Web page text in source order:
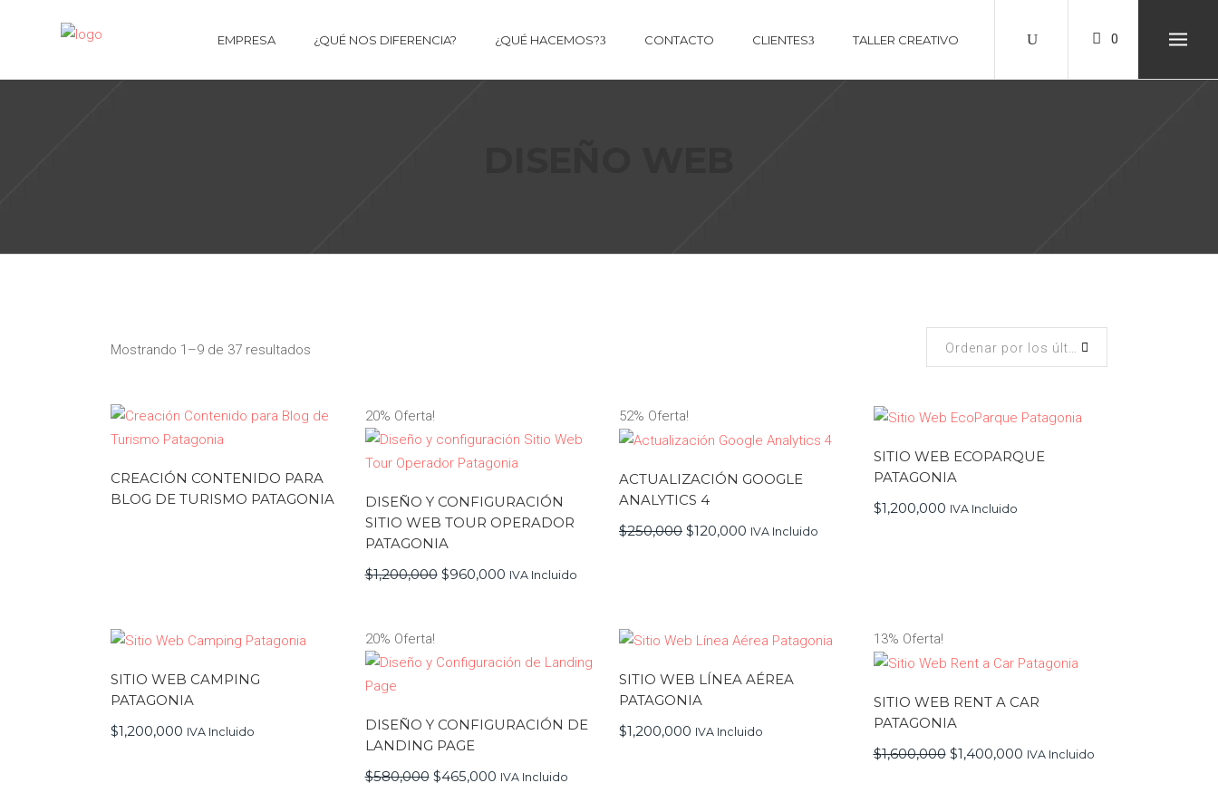
EMPRESA ¿QUÉ NOS DIFERENCIA? ¿QUÉ HACEMOS? CONTACTO CLIENTES TALLER CREATIVO 0
Mostrando 1–9 de 37 resultados
CREACIÓN CONTENIDO PARA
BLOG DE TURISMO PATAGONIA
20% Oferta!
DISEÑO Y CONFIGURACIÓN
SITIO WEB TOUR OPERADOR
PATAGONIA
$1,200,000 El
precio
$960,000El
precio
IVA Incluido
52% Oferta!
ACTUALIZACIÓN GOOGLE
ANALYTICS 4
$250,000 El
precio
$120,000 El
precio
IVA Incluido
SITIO WEB ECOPARQUE
PATAGONIA
$1,200,000 IVA Incluido
SITIO WEB CAMPING
PATAGONIA
$1,200,000 IVA Incluido
20% Oferta!
DISEÑO Y CONFIGURACIÓN DE
LANDING PAGE
$580,000 El
precio
$465,000El
precio
IVA Incluido
SITIO WEB LÍNEA AÉREA
PATAGONIA
$1,200,000 IVA Incluido
13% Oferta!
SITIO WEB RENT A CAR
PATAGONIA
$1,600,000 El
precio
$1,400,000El
precio
IVA Incluido